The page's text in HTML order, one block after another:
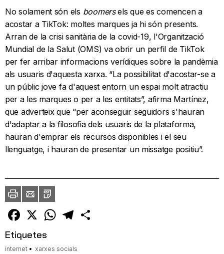
No solament són els boomersels que es comencen a
acostar a TikTok: moltes marques ja hi són presents.
Arran de la crisi sanitària de la covid-19, l'Organització
Mundial de la Salut (OMS) va obrir un perfil de TikTok
per fer arribar informacions verídiques sobre la pandèmia
als usuaris d'aquesta xarxa. “La possibilitat d'acostar-se a
un públic jove fa d'aquest entorn un espai molt atractiu
per a les marques o per a les entitats”, afirma Martínez,
que adverteix que “per aconseguir seguidors s'hauran
d'adaptar a la filosofia dels usuaris de la plataforma,
hauran d'emprar els recursos disponibles i el seu
llenguatge, i hauran de presentar un missatge positiu”.
ImprimirEnvia
un
amic
PDF
Facebook
X WhatsAppTelegram
Etiquetes
internet xarxes socials